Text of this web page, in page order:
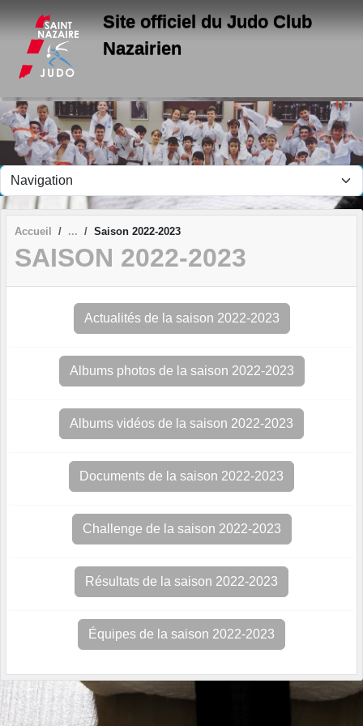
Site officiel du Judo Club
Nazairien
Accueil Saison 2022-2023
SAISON 2022-2023
Actualités de la saison 2022-2023
Albums photos de la saison 2022-2023
Albums vidéos de la saison 2022-2023
Documents de la saison 2022-2023
Challenge de la saison 2022-2023
Résultats de la saison 2022-2023
Équipes de la saison 2022-2023